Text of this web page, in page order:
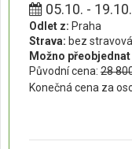
05.10. -
Odlet z: Praha
Strava: bez
Možno přeobjednat
Původní cena: 28
Konečná cena za